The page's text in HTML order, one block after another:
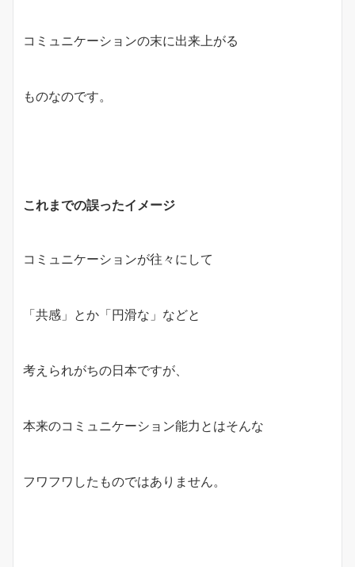
コミュニケーションの末に出来上がる
ものなのです。
これまでの誤ったイメージ
コミュニケーションが往々にして
「共感」とか「円滑な」などと
考えられがちの日本ですが、
本来のコミュニケーション能力とはそんな
フワフワしたものではありません。